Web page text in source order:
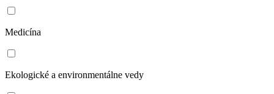
Medicína
Ekologické a environmentálne vedy